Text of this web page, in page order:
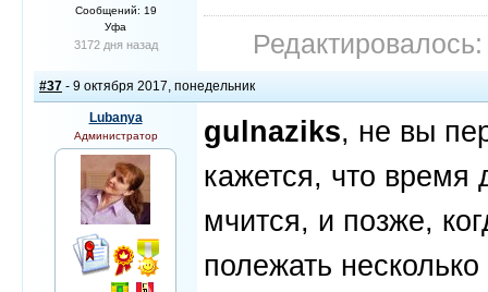
Сообщений: 19
Уфа
3172 дня назад
#37 - 9 октября 2017, понедельник
Lubanya
Администратор gulnaziks, не вы
кажется, что время
мчится, и позже,
полежать